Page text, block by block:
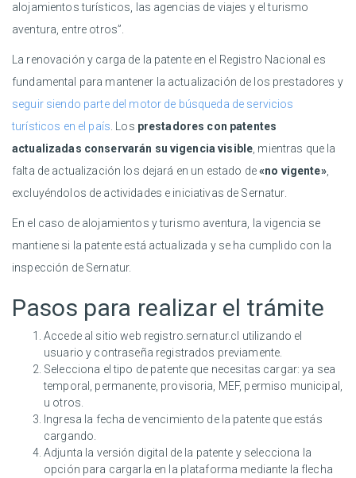
alojamientos turísticos, las agencias de viajes y el turismo
aventura, entre otros”.
La renovación y carga de la patente en el Registro Nacional es
fundamental para mantener la actualización de los prestadores y
seguir siendo parte del motor de búsqueda de servicios
turísticos en el país . Los prestadores con patentes
actualizadas conservarán su vigencia visible , mientras que la
falta de actualización los dejará en un estado de«no vigente»,
excluyéndolos de actividades e iniciativas de Sernatur.
En el caso de alojamientos y turismo aventura, la vigencia se
mantiene si la patente está actualizada y se ha cumplido con la
inspección de Sernatur.
Pasos para realizar el trámite
Accede al sitio web registro.sernatur.cl utilizando el
usuario y contraseña registrados previamente.
Selecciona el tipo de patente que necesitas cargar: ya sea
temporal, permanente, provisoria, MEF, permiso municipal,
u otros.
Ingresa la fecha de vencimiento de la patente que estás
cargando.
Adjunta la versión digital de la patente y selecciona la
opción para cargarla en la plataforma mediante la flecha